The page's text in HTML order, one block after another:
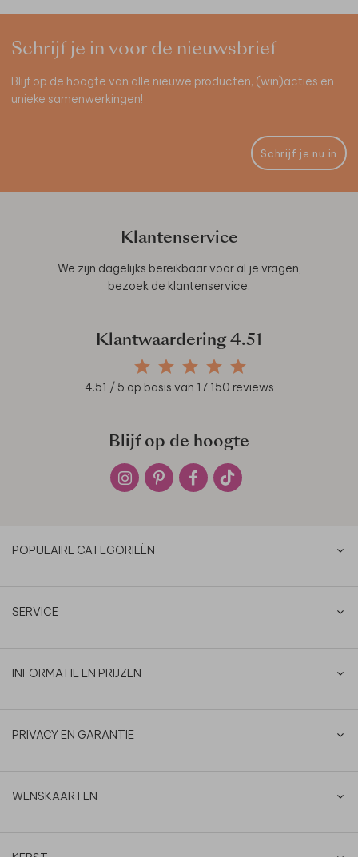
Schrijf je in voor de nieuwsbrief
Blijf op de hoogte van alle nieuwe producten, (win)acties en
unieke samenwerkingen!
Schrijf je nu in
Klantenservice
We zijn dagelijks bereikbaar voor al je vragen,
bezoek de klantenservice.
Klantwaardering 4.51
4.51 / 5 op basis van 17.150 reviews
Blijf op de hoogte
POPULAIRE CATEGORIEËN
SERVICE
INFORMATIE EN PRIJZEN
PRIVACY EN GARANTIE
WENSKAARTEN